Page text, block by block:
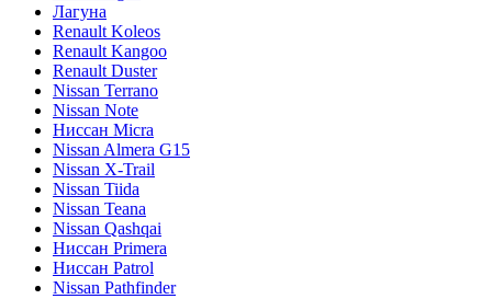
Лагуна
Renault Koleos
Renault Kangoo
Renault Duster
Nissan Terrano
Nissan Note
Ниссан Micra
Nissan Almera G15
Nissan X-Trail
Nissan Tiida
Nissan Teana
Nissan Qashqai
Ниссан Primera
Ниссан Patrol
Nissan Pathfinder